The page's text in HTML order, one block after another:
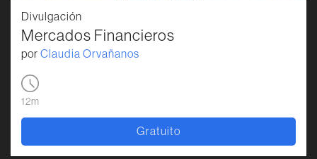
Divulgación
Mercados Financieros
por Claudia Orvañanos
12m
Gratuito